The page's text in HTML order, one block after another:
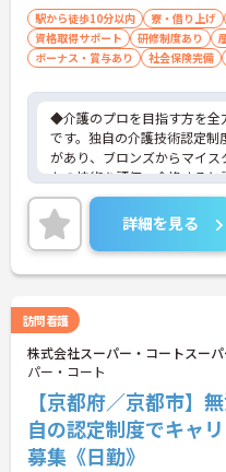
おり、有給休暇取得実績14
境です
・年間休日111日以上・シフ
り、有給と組み合わせて海外
いる職場です
・インカム導入によりスタ
絡・情報共有が可能、また
サ等IoT機器を活用し、業務
両立しています
・従業員満足度調査を定期
制度に反映する文化がありま
・エリアマネージャー・社
り、スタッフと直接意見交換
・育休取得率100%・育休後
児と仕事を両立できる体制が
・育児短時間勤務が小学4年
り長い期間サポートを受ける
・「くるみん」「えるぼし」
厚生労働省認定を取得して
合わせた長期就業が実現でき
駅から徒歩10分以内 寮・借り上げ
資格取得サポート
研修制度あり
ボーナス・賞与あり
社会保険完備
◆介護のプロを目指す方を全
です。独自の介護技術認定制
があり、ブロンズからマイ
たの技術を評価。合格する
れます。
◆スタッフ同士の繋がりを大
スバッジ」という素敵な制度
マホやパソコンから、部署
「ありがとう」のバッジを
些細なことでも感謝を伝え
風通しが良くとてもあたたか
また、「もっとこうしたら
現場の小さなアイデアを大切
目から誰でもいくつでも提
案」制度があり、毎月役員
します。自分の気づきが実際
がるため、やりがいを持って
詳細を見る
訪問看護
株式会社スーパー・コートスー
パー・コート
【京都府／京都市】
自の認定制度でキャ
募集《日勤》